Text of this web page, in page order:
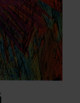
och
med.
med annan
de har